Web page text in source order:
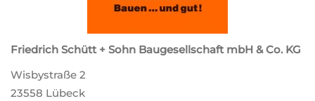
Friedrich Schütt + Sohn Baugesellschaft mbH & Co. KG
Wisbystraße 2
23558 Lübeck